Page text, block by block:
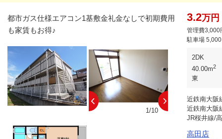
都市ガス仕様エアコン1基敷金礼金なしで初期費用
も家賃もお得♪
1/10
3.2万円
管理費3,000
駐車場
2DK
40.00m2
東
近鉄南大阪
近鉄南大阪
JR桜井線/
高田店